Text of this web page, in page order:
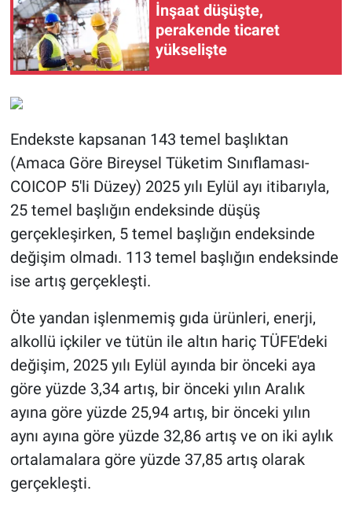
İnşaat düşüşte,
perakende ticaret
yükselişte
Endekste kapsanan 143 temel başlıktan
(Amaca Göre Bireysel Tüketim Sınıflaması-
COICOP 5'li Düzey) 2025 yılı Eylül ayı itibarıyla,
25 temel başlığın endeksinde düşüş
gerçekleşirken, 5 temel başlığın endeksinde
değişim olmadı. 113 temel başlığın endeksinde
ise artış gerçekleşti.
Öte yandan işlenmemiş gıda ürünleri, enerji,
alkollü içkiler ve tütün ile altın hariç TÜFE'deki
değişim, 2025 yılı Eylül ayında bir önceki aya
göre yüzde 3,34 artış, bir önceki yılın Aralık
ayına göre yüzde 25,94 artış, bir önceki yılın
aynı ayına göre yüzde 32,86 artış ve on iki aylık
ortalamalara göre yüzde 37,85 artış olarak
gerçekleşti.